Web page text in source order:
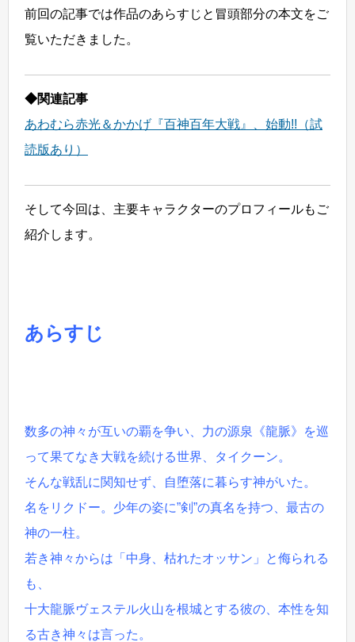
前回の記事では作品のあらすじと冒頭部分の本文をご
覧いただきました。
◆関連記事
あわむら赤光＆かかげ『百神百年大戦』、始動!!（試
読版あり）
そして今回は、主要キャラクターのプロフィールもご
紹介します。
あらすじ
数多の神々が互いの覇を争い、力の源泉《龍脈》を巡
って果てなき大戦を続ける世界、タイクーン。
そんな戦乱に関知せず、自堕落に暮らす神がいた。
名をリクドー。少年の姿に”剣”の真名を持つ、最古の
神の一柱。
若き神々からは「中身、枯れたオッサン」と侮られる
も、
十大龍脈ヴェステル火山を根城とする彼の、本性を知
る古き神々は言った。